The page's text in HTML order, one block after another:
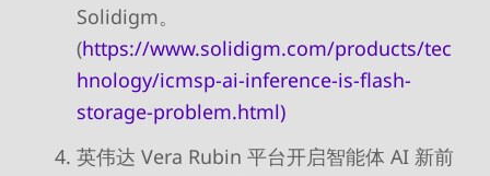
Solidigm。
(https://www.solidigm.com/products/tec
hnology/icmsp-ai-inference-is-flash-
storage-problem.html)
英伟达 Vera Rubin 平台开启智能体 AI 新前